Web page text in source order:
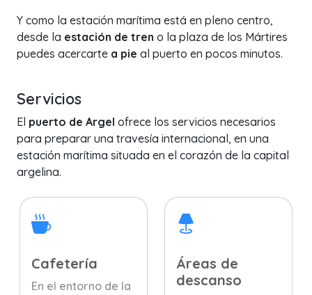
Y como la estación marítima está en pleno centro,
desde la estación de tren o la plaza de los Mártires
puedes acercarte a pie al puerto en pocos minutos.
Servicios
El puerto de Argel ofrece los servicios necesarios
para preparar una travesía internacional, en una
estación marítima situada en el corazón de la capital
argelina.
Cafetería
En el entorno de la
Áreas de
descanso